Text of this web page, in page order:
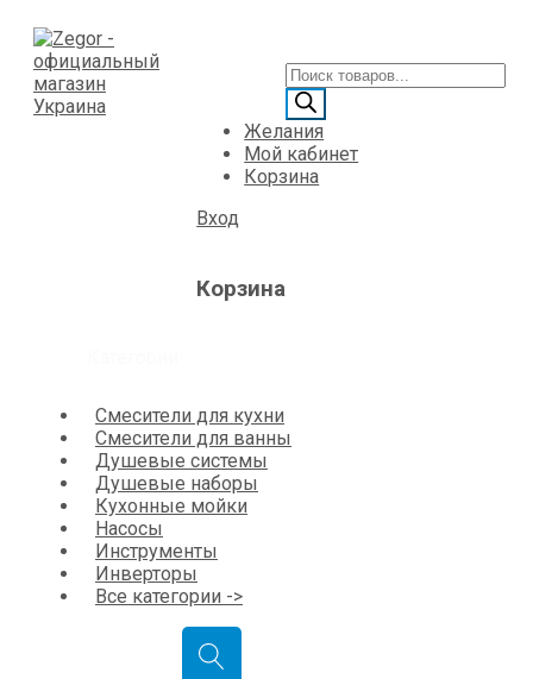
Желания
Мой кабинет
Корзина
Вход
Корзина
Смесители для кухни
Смесители для ванны
Душевые системы
Душевые наборы
Кухонные мойки
Насосы
Инструменты
Инверторы
Все категории ->